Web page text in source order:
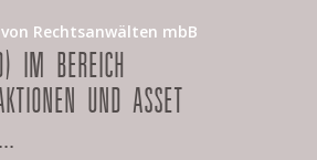
Rechtsanwälten mbB
IM BEREICH
UND ASSET